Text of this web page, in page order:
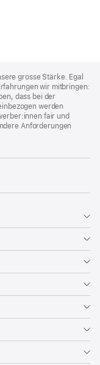
grosse Stärke. Egal
wir mitbringen:
dass bei der
werden
fair und
Anforderungen